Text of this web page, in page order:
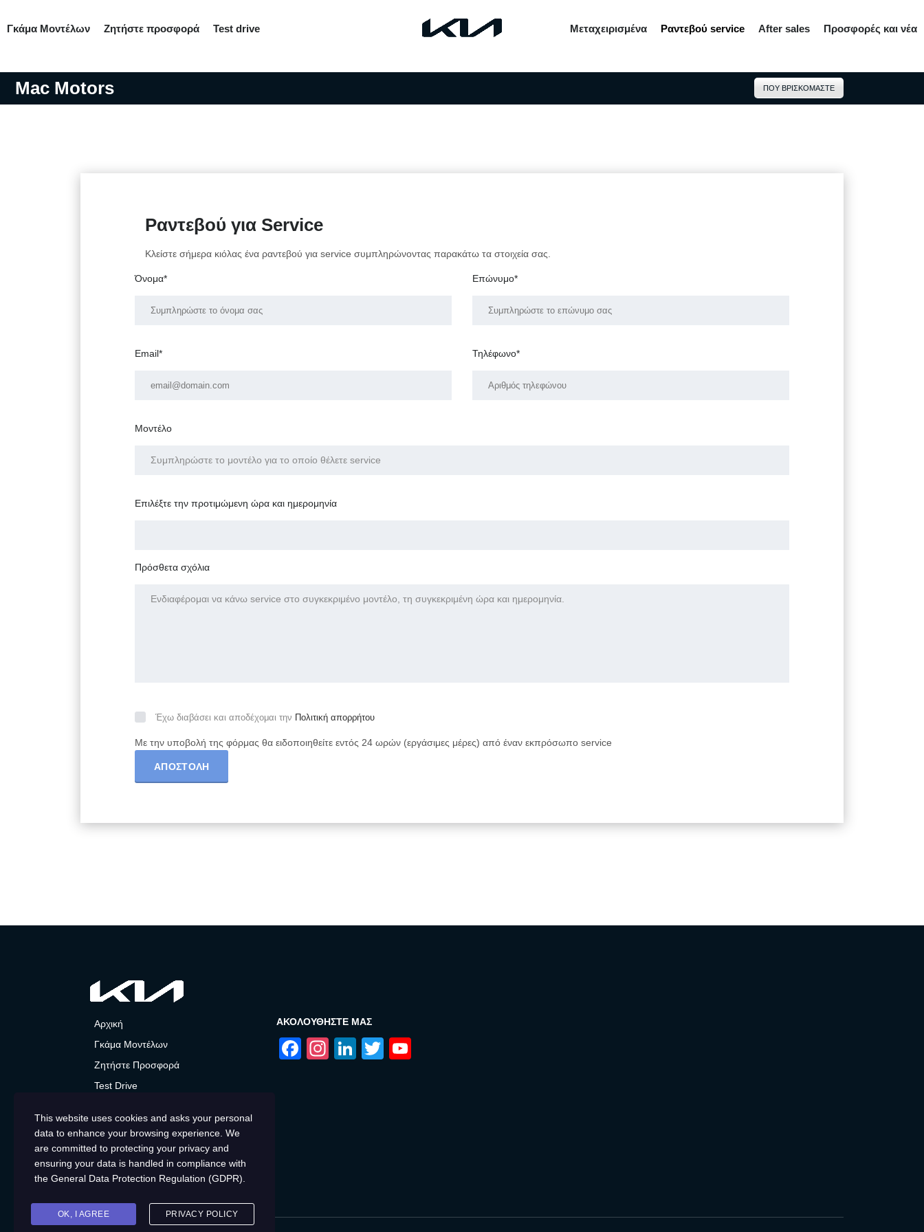
Γκάμα Μοντέλων Ζητήστε προσφορά Test drive Προσφορές και νέα
After sales
Ραντεβού service
Μεταχειρισμένα
Mac Motors ΠΟΥ ΒΡΙΣΚΟΜΑΣΤΕ
Ραντεβού για Service
Κλείστε σήμερα κιόλας ένα ραντεβού για service συμπληρώνοντας παρακάτω τα στοιχεία σας.
Όνομα* Επώνυμο*
Email* Τηλέφωνο*
Μοντέλο
Επιλέξτε την προτιμώμενη ώρα και ημερομηνία
Πρόσθετα σχόλια
Έχω διαβάσει και αποδέχομαι την Πολιτική απορρήτου
Με την υποβολή της φόρμας θα ειδοποιηθείτε εντός 24 ωρών (εργάσιμες μέρες) από έναν εκπρόσωπο service
Αρχική
Γκάμα Μοντέλων
Ζητήστε Προσφορά
Test Drive
Ραντεβού Service
Επικοινωνία
ΑΚΟΛΟΥΘΉΣΤΕ ΜΑΣ
Facebook
Instagram
LinkedIn
Twitter
This website uses cookies and asks your personal
data to enhance your browsing experience. We
are committed to protecting your privacy and
ensuring your data is handled in compliance with
the General Data Protection Regulation (GDPR)
OK, I AGREE PRIVACY POLICY